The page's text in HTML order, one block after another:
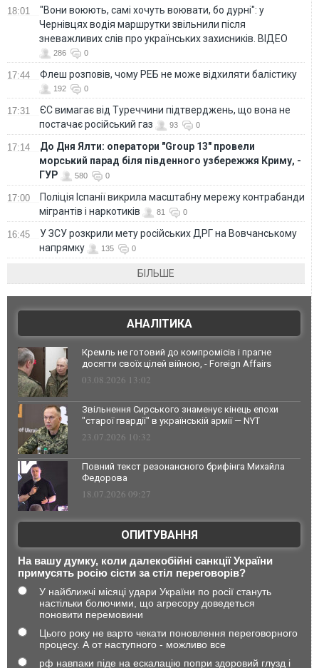
18:01
"Вони воюють, самі хочуть воювати, бо дурні": у
Чернівцях водія маршрутки звільнили після
зневажливих слів про українських захисників. ВІДЕО
286 0
17:44 Флеш розповів, чому РЕБ не може відхиляти балістику
192 0
17:31
ЄС вимагає від Туреччини підтверджень, що вона не
постачає російський газ
93 0
17:14
До Дня Ялти: оператори "Group 13" провели
морський парад біля південного узбережжя Криму, -
ГУР
580 0
17:00
Поліція Іспанії викрила масштабну мережу контрабанди
мігрантів і наркотиків
81 0
16:45
У ЗСУ розкрили мету російських ДРГ на Вовчанському
напрямку
135 0
БІЛЬШЕ
АНАЛІТИКА
Кремль не готовий до компромісів і прагне
досягти своїх цілей війною, - Foreign Affairs
03.08.2026 13:02
Звільнення Сирського знаменує кінець епохи
"старої гвардії" в українській армії — NYT
23.07.2026 10:32
Повний текст резонансного брифінга Михайла
Федорова
18.07.2026 09:27
ОПИТУВАННЯ
На вашу думку, коли далекобійні санкції України
примусять росію сісти за стіл переговорів?
У найближчі місяці удари України по росії стануть
настільки болючими, що агресору доведеться
поновити перемовини
Цього року не варто чекати поновлення переговорного
процесу. А от наступного - можливо все
рф навпаки піде на ескалацію попри здоровий глузд і